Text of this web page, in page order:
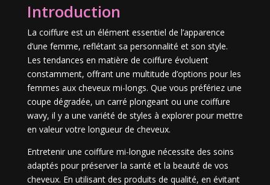
Introduction
La coiffure est un élément essentiel de l’apparence
d’une femme, reflétant sa personnalité et son style.
Les tendances en matière de coiffure évoluent
constamment, offrant une multitude d’options pour les
femmes aux cheveux mi-longs. Que vous préfériez une
coupe dégradée, un carré plongeant ou une coiffure
wavy, il y a une variété de styles à explorer pour mettre
en valeur votre longueur de cheveux.
Entretenir une coiffure mi-longue nécessite des soins
adaptés pour préserver la santé et la beauté de vos
cheveux. En utilisant des produits de qualité, en évitant